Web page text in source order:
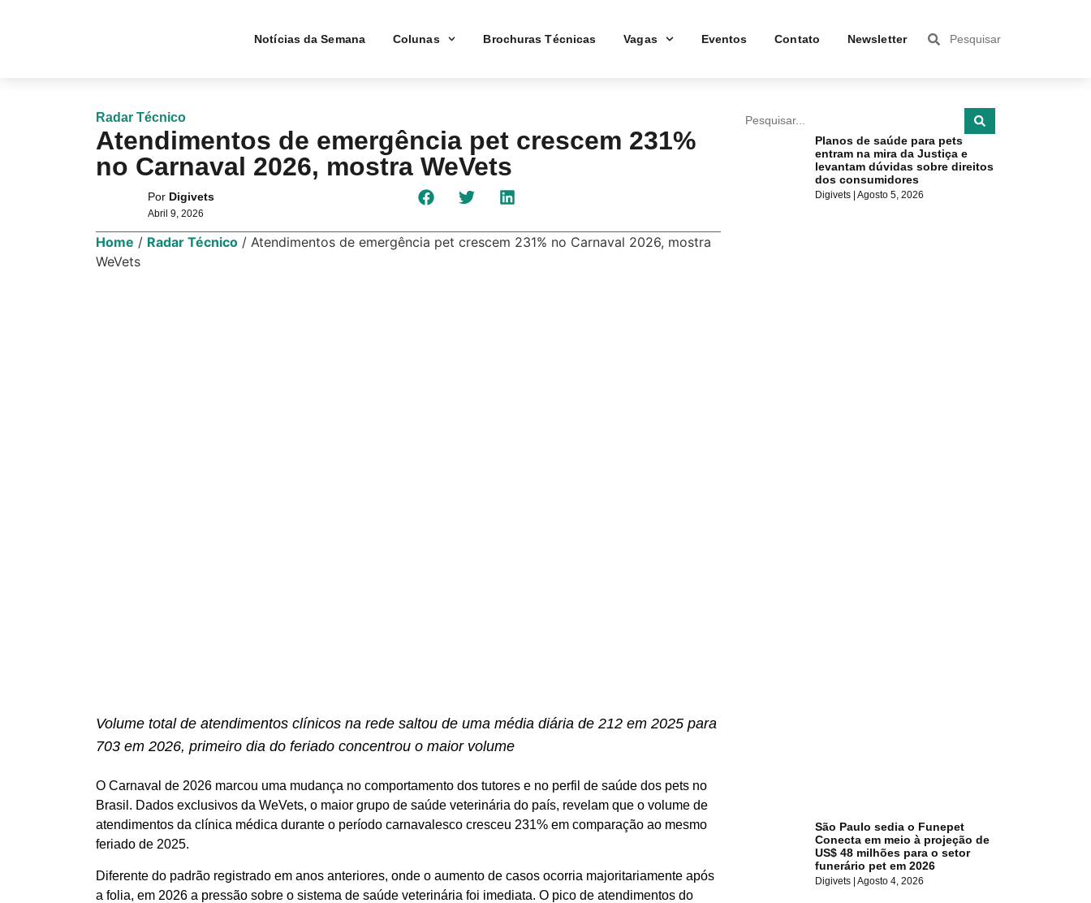
Notícias da Semana Colunas Brochuras Técnicas Vagas Eventos Contato Newsletter
Radar Técnico
Atendimentos de emergência pet crescem 231%
no Carnaval 2026, mostra WeVets
Por Digivets
Abril 9, 2026
Home / Radar Técnico/ Atendimentos de emergência pet crescem 231% no Carnaval 2026, mostra
WeVets
Volume total de atendimentos clínicos na rede saltou de uma média diária de 212 em 2025 para
703 em 2026, primeiro dia do feriado concentrou o maior volume
O Carnaval de 2026 marcou uma mudança no comportamento dos tutores e no perfil de saúde dos pets no
Brasil. Dados exclusivos da WeVets, o maior grupo de saúde veterinária do país, revelam que o volume de
atendimentos da clínica médica durante o período carnavalesco cresceu 231% em comparação ao mesmo
feriado de 2025.
Diferente do padrão registrado em anos anteriores, onde o aumento de casos ocorria majoritariamente após
a folia, em 2026 a pressão sobre o sistema de saúde veterinária foi imediata. O pico de atendimentos do
Planos de saúde para pets
entram na mira da Justiça e
levantam dúvidas sobre direitos
dos consumidores
Digivets Agosto 5, 2026
São Paulo sedia o Funepet
Conecta em meio à projeção de
US$ 48 milhões para o setor
funerário pet em 2026
Digivets Agosto 4, 2026